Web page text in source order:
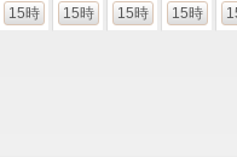
15時
15時
15時
15時